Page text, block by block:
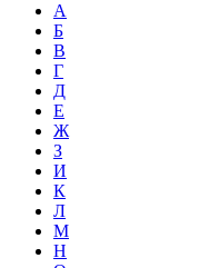
А
Б
В
Г
Д
Е
Ж
З
И
К
Л
М
Н